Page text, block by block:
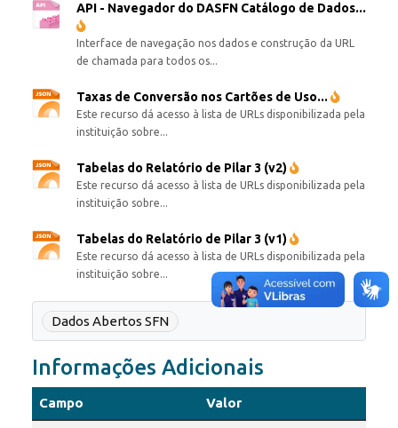
API - Navegador do DASFN Catálogo de Dados...
Interface de navegação nos dados e construção da URL
de chamada para todos os...
Taxas de Conversão nos Cartões de Uso...
Este recurso dá acesso à lista de URLs disponibilizada pela
instituição sobre...
Tabelas do Relatório de Pilar 3 (v2)
Este recurso dá acesso à lista de URLs disponibilizada pela
instituição sobre...
Tabelas do Relatório de Pilar 3 (v1)
Este recurso dá acesso à lista de URLs disponibilizada pela
instituição sobre...
Dados Abertos SFN
Informações Adicionais
Campo Valor